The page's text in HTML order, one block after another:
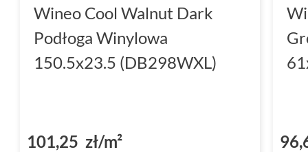
Wineo Cool Walnut Dark
Podłoga Winylowa
150.5x23.5 (DB298WXL)
101,25 zł/m²